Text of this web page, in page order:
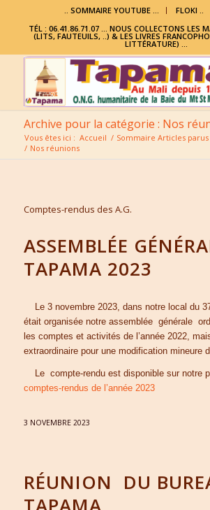
.. SOMMAIRE YOUTUBE … FLOKI ..
TÉL : 06.41.86.71.07 ... NOUS COLLECTONS LES
(LITS, FAUTEUILS, ..) & LES LIVRES
LITTÉRATURE) ...
Archive pour la catégorie : Nos
Vous êtes ici : Accueil / Sommaire Articles
/ Nos réunions
Comptes-rendus des A.G.
ASSEMBLÉE
TAPAMA 2023
Le 3 novembre 2023, dans notre local du
était organisée notre assemblée générale
les comptes et activités de l’année 2022,
extraordinaire pour une modification mineure
Le compte-rendu est disponible sur notre
comptes-rendus de l’année 2023
3 NOVEMBRE 2023
RÉUNION DU